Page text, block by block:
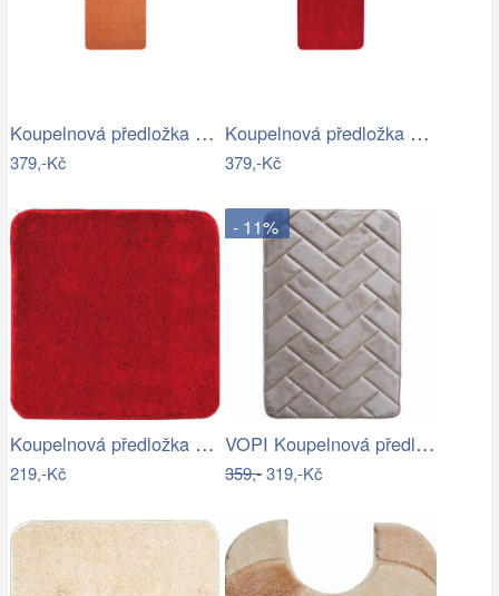
Koupelnová předložka Optima 60x90 cm…
379,-Kč
Koupelnová předložka Optima 60x90 cm…
379,-Kč
Koupelnová předložka Optima 55x55 cm…
219,-Kč
- 11%
VOPI Koupelnová předložka s paměťovou…
359,-319,-Kč